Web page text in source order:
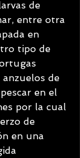
de
entre otra
en
tipo de
anzuelos de
en el
por la cual
de
en una